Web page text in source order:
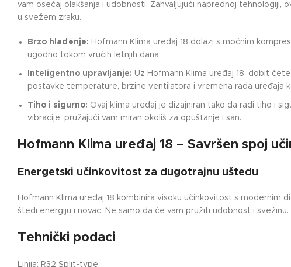
vam osećaj olakšanja i udobnosti. Zahvaljujući naprednoj
u svežem zraku.
Brzo hlađenje: Hofmann Klima uređaj 18 dolazi s moćnim
ugodno tokom vrućih letnjih dana.
Inteligentno upravljanje: Uz Hofmann Klima uređaj 18, dobit
postavke temperature, brzine ventilatora i vremena rada
Tiho i sigurno: Ovaj klima uređaj je dizajniran tako da radi tiho i
vibracije, pružajući vam miran okoliš za opuštanje i san.
Hofmann Klima uređaj 18 – Savršen spoj
Energetski učinkovitost za dugotrajnu uštedu
Hofmann Klima uređaj 18 kombinira visoku učinkovitost s modernim
štedi energiju i novac. Ne samo da će vam pružiti udobnost i svežinu.
Tehnički podaci
Linija: R32 Split-type